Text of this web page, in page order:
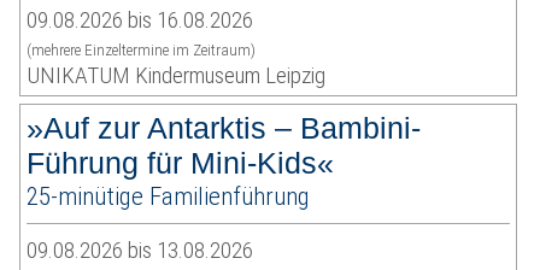
09.08.2026 bis 16.08.2026
(mehrere Einzeltermine im Zeitraum)
UNIKATUM Kindermuseum Leipzig
»Auf zur Antarktis – Bambini-
Führung für Mini-Kids«
25-minütige Familienführung
09.08.2026 bis 13.08.2026